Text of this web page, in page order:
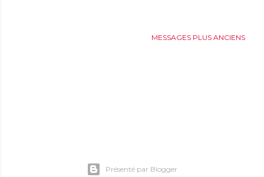
MESSAGES PLUS ANCIENS
Présenté par Blogger